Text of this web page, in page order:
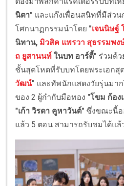
นิตา" และแก๊งเพื่อนสนิทที่มีส่วน
โศกนาฏกรรมนำโดย "เจนนิษฐ์
นิทาน, มิวสิค แพรวา สุธรรมพง
ถ ยูสานนท์ ในบท อาร์ตี้" ร่วมด้ว
ชั้นสุดโหดที่รับบทโดยพระเอกสุ
วัฒน์" และทัพนักแสดงวัยรุ่นมา
ของ 2 ผู้กำกับมือทอง "โขม ก้อง
"เก้า วิรดา คูหาวันต์" ซึ่งขณะนี้อ
แล้ว 5 ตอน สามารถรับชมได้แล้